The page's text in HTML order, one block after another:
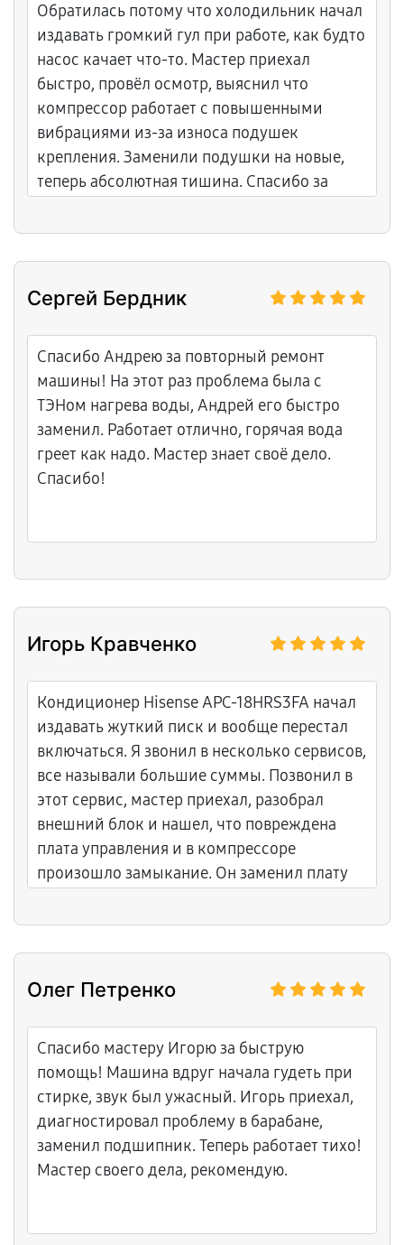
Обратилась потому что холодильник начал
издавать громкий гул при работе, как будто
насос качает что-то. Мастер приехал
быстро, провёл осмотр, выяснил что
компрессор работает с повышенными
вибрациями из-за износа подушек
крепления. Заменили подушки на новые,
теперь абсолютная тишина. Спасибо за
Сергей Бердник
Спасибо Андрею за повторный ремонт
машины! На этот раз проблема была с
ТЭНом нагрева воды, Андрей его быстро
заменил. Работает отлично, горячая вода
греет как надо. Мастер знает своё дело.
Спасибо!
Игорь Кравченко
Кондиционер Hisense APC-18HRS3FA начал
издавать жуткий писк и вообще перестал
включаться. Я звонил в несколько сервисов,
все называли большие суммы. Позвонил в
этот сервис, мастер приехал, разобрал
внешний блок и нашел, что повреждена
плата управления и в компрессоре
произошло замыкание. Он заменил плату
проверил всю систему. Работу выполнял
идеально, как новенький. Спасибо за
Олег Петренко
Спасибо мастеру Игорю за быструю
помощь! Машина вдруг начала гудеть при
стирке, звук был ужасный. Игорь приехал,
диагностировал проблему в барабане,
заменил подшипник. Теперь работает тихо!
Мастер своего дела, рекомендую.